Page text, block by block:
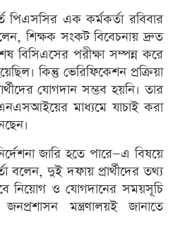
পিএসসির এক কর্মকর্তা রবিবার
শিক্ষক সংকট বিবেচনায় দ্রুত
বিসিএসের পরীক্ষা সম্পন্ন করে
কিন্তু ভেরিফিকেশন প্রক্রিয়া
যোগদান সম্ভব হয়নি। তার
এনএসআইয়ের মাধ্যমে যাচাই করা
জারি হতে পারে—এ বিষয়ে
বলেন, দুই দফায় প্রার্থীদের তথ্য
নিয়োগ ও যোগদানের সময়সূচি
জনপ্রশাসন মন্ত্রণালয়ই জানাতে